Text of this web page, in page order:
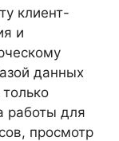
клиент-
и
данных
работы для
просмотр